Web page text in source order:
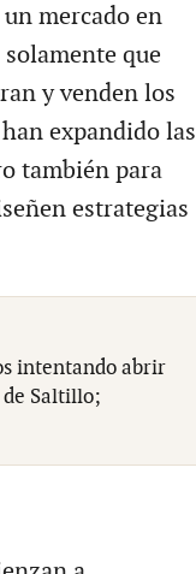
mercado en
que
y venden los
expandido las
también para
estrategias
intentando abrir
Saltillo;